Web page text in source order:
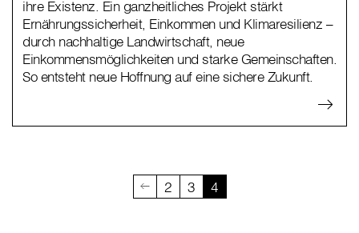
ihre Existenz. Ein ganzheitliches Projekt stärkt
Ernährungssicherheit, Einkommen und Klimaresilienz –
durch nachhaltige Landwirtschaft, neue
Einkommensmöglichkeiten und starke Gemeinschaften.
So entsteht neue Hoffnung auf eine sichere Zukunft.
2 3 4